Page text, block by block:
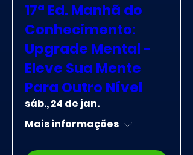
17ª Ed. Manhã do
Conhecimento:
Upgrade Mental -
Eleve Sua Mente
Para Outro Nível
sáb., 24 de jan.
Mais informações